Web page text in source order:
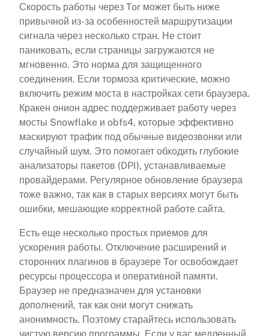
Скорость работы через Tor может быть ниже
привычной из-за особенностей маршрутизации
сигнала через несколько стран. Не стоит
паниковать, если страницы загружаются не
мгновенно. Это норма для защищенного
соединения. Если тормоза критические, можно
включить режим моста в настройках сети браузера.
Кракен онион адрес поддерживает работу через
мосты Snowflake и obfs4, которые эффективно
маскируют трафик под обычные видеозвонки или
случайный шум. Это помогает обходить глубокие
анализаторы пакетов (DPI), устанавливаемые
провайдерами. Регулярное обновление браузера
тоже важно, так как в старых версиях могут быть
ошибки, мешающие корректной работе сайта.
Есть еще несколько простых приемов для
ускорения работы. Отключение расширений и
сторонних плагинов в браузере Tor освобождает
ресурсы процессора и оперативной памяти.
Браузер не предназначен для установки
дополнений, так как они могут снижать
анонимность. Поэтому старайтесь использовать
чистую версию программы. Если у вас медленный